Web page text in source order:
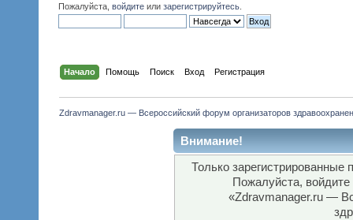
Пожалуйста, войдите или зарегистрируйтесь
Начало Помощь Поиск Вход Регистрация
Zdravmanager.ru — Всероссийский форум организаторов
Внимание!
Только зарегистрированные
Пожалуйста,
«Zdravmanager.ru —